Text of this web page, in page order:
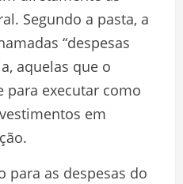
Segundo a pasta, a
“despesas
aquelas que o
para executar como
em
para as despesas do